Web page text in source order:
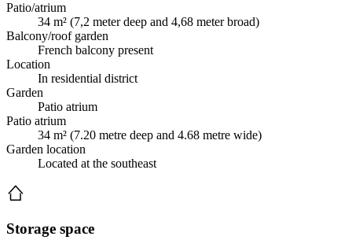
Patio/atrium
34 m² (7,2 meter deep and 4,68 meter broad)
Balcony/roof garden
French balcony present
Location
In residential district
Garden
Patio atrium
Patio atrium
34 m² (7.20 metre deep and 4.68 metre wide)
Garden location
Located at the southeast
Storage space